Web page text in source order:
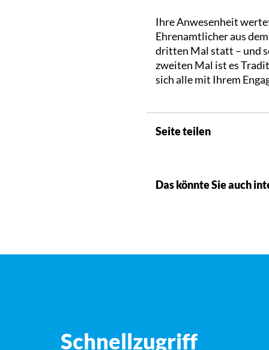
Ihre Anwesenheit
Ehrenamtlicher aus
dritten Mal statt – und
zweiten Mal ist es
sich alle mit Ihrem
Seite teilen
Das könnte Sie auch
Schnellzugriff